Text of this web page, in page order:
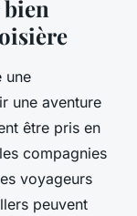
une
une aventure
être pris en
compagnies
voyageurs
peuvent